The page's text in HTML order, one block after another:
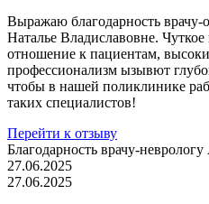
Выражаю благодарность врачу-
Наталье Владиславовне.
отношение к пациентам,
профессионализм ызывют
чтобы в нашей поликлинике
таких специалистов!
Перейти к отзыву
Благодарность врачу-
27.06.2025
27.06.2025